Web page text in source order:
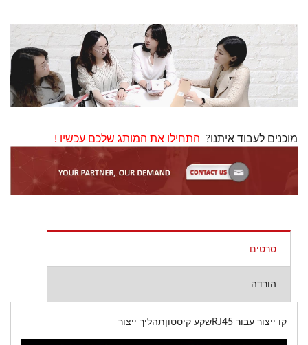
מוכנים לעבוד איתנו? התחילו את המותג שלכם עכשיו !
סרטים
הורדה
קו ייצור עבור RJ45שקע קיסטוןתהליך ייצור